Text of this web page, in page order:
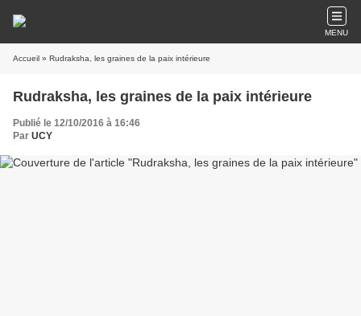
MENU
Accueil » Rudraksha, les graines de la paix intérieure
Rudraksha, les graines de la paix intérieure
Publié le 12/10/2016 à 16:46
Par UCY